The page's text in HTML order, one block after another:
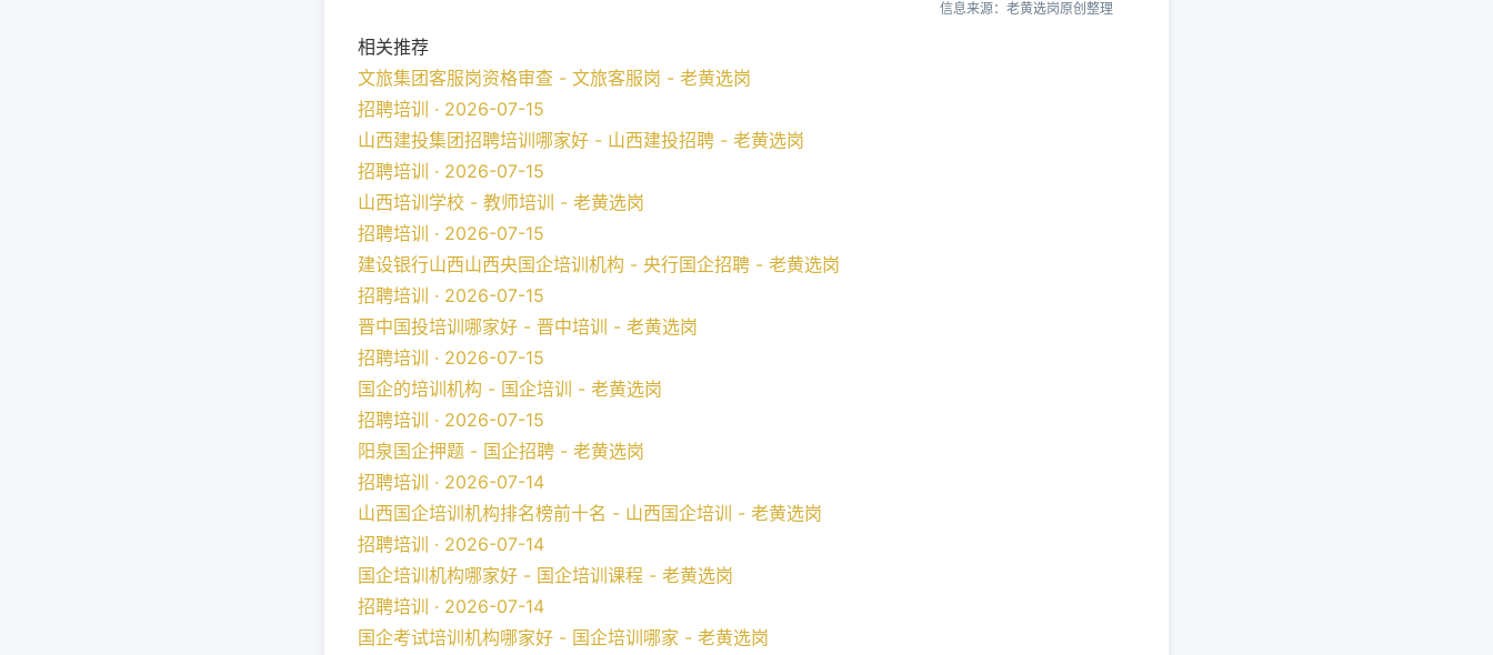
信息来源：老黄选岗原创整理
相关推荐
文旅集团客服岗资格审查 - 文旅客服岗 - 老黄选岗
招聘培训 · 2026-07-15
山西建投集团招聘培训哪家好 - 山西建投招聘 - 老黄选岗
招聘培训 · 2026-07-15
山西培训学校 - 教师培训 - 老黄选岗
招聘培训 · 2026-07-15
建设银行山西山西央国企培训机构 - 央行国企招聘 - 老黄选岗
招聘培训 · 2026-07-15
晋中国投培训哪家好 - 晋中培训 - 老黄选岗
招聘培训 · 2026-07-15
国企的培训机构 - 国企培训 - 老黄选岗
招聘培训 · 2026-07-15
阳泉国企押题 - 国企招聘 - 老黄选岗
招聘培训 · 2026-07-14
山西国企培训机构排名榜前十名 - 山西国企培训 - 老黄选岗
招聘培训 · 2026-07-14
国企培训机构哪家好 - 国企培训课程 - 老黄选岗
招聘培训 · 2026-07-14
国企考试培训机构哪家好 - 国企培训哪家 - 老黄选岗